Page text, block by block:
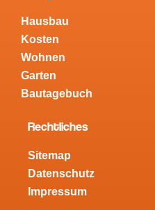
Hausbau
Kosten
Wohnen
Garten
Bautagebuch
Rechtliches
Sitemap
Datenschutz
Impressum